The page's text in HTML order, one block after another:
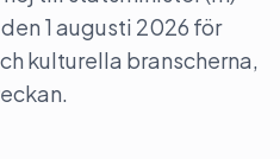
1 augusti 2026 för
kulturella branscherna,